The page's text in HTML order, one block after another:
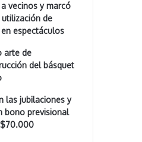
vecinos y marcó
de
espectáculos
arte de
del básquet
las jubilaciones y
bono previsional